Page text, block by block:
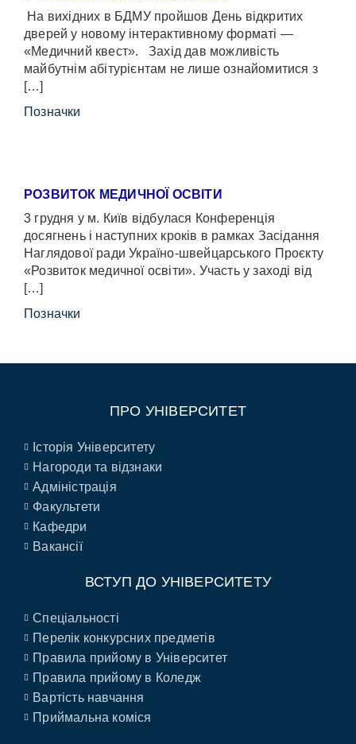
На вихідних в БДМУ пройшов День відкритих
дверей у новому інтерактивному форматі —
«Медичний квест». Захід дав можливість
майбутнім абітурієнтам не лише ознайомитися з
[…]
Позначки
РОЗВИТОК МЕДИЧНОЇ ОСВІТИ
3 грудня у м. Київ відбулася Конференція
досягнень і наступних кроків в рамках Засідання
Наглядової ради Україно-швейцарського Проєкту
«Розвиток медичної освіти». Участь у заході від
[…]
Позначки
ПРО УНІВЕРСИТЕТ
Історія Університету
Нагороди та відзнаки
Адміністрація
Факультети
Кафедри
Вакансії
ВСТУП ДО УНІВЕРСИТЕТУ
Спеціальності
Перелік конкурсних предметів
Правила прийому в Університет
Правила прийому в Коледж
Вартість навчання
Приймальна коміся